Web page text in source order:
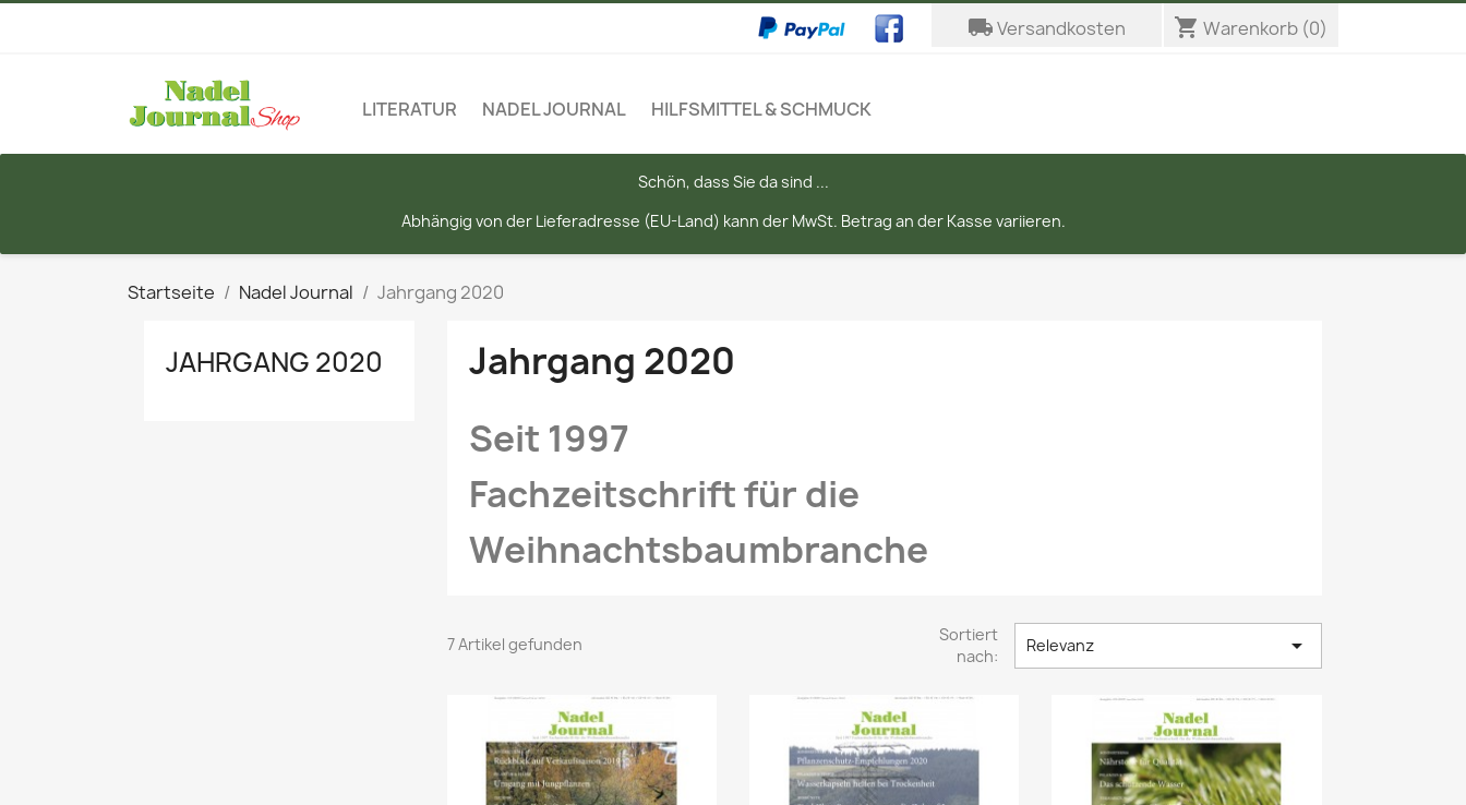
local_shippingVersandkosten shopping_cart Warenkorb (0)
LITERATUR NADEL JOURNAL HILFSMITTEL & SCHMUCK
Schön, dass Sie da sind ...
Abhängig von der Lieferadresse (EU-Land) kann der MwSt. Betrag an der Kasse variieren.
Startseite Nadel Journal Jahrgang 2020
JAHRGANG 2020
Jahrgang 2020
Seit 1997
Fachzeitschrift für die
Weihnachtsbaumbranche
7 Artikel gefunden
Sortiert
nach:
Relevanz 